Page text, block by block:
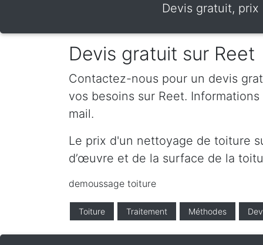
Devis gratuit,
Devis gratuit sur Reet
Contactez-nous pour un devis
vos besoins sur Reet.
mail.
Le prix d'un nettoyage de toiture
d’œuvre et de la surface de la
demoussage toiture
Toiture Traitement Méthodes